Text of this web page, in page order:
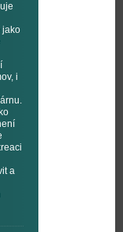
jako
i
a